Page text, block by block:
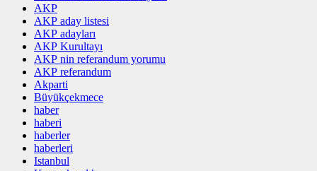
AKP
AKP aday listesi
AKP adayları
AKP Kurultayı
AKP nin referandum yorumu
AKP referandum
Akparti
Büyükçekmece
haber
haberi
haberler
haberleri
Istanbul